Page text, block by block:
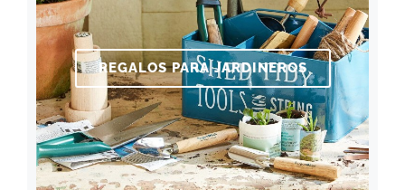
REGALOS PARA JARDINEROS